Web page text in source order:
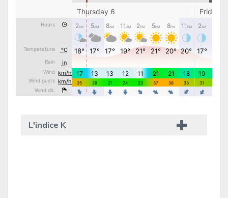
L'indice K